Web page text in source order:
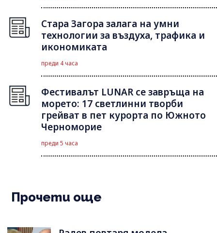
Стара Загора залага на умни
технологии за въздуха, трафика и
икономиката
преди 4 часа
Фестивалът LUNAR се завръща на
морето: 17 светлинни творби
грейват в пет курорта по Южното
Черноморие
преди 5 часа
Прочети още